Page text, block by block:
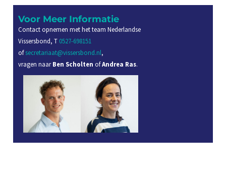
Voor Meer Informatie
Contact opnemen met het team Nederlandse
Vissersbond, T 0527-698151
ofsecretariaat@vissersbond.nl,
vragen naarBen Scholten ofAndrea Ras.